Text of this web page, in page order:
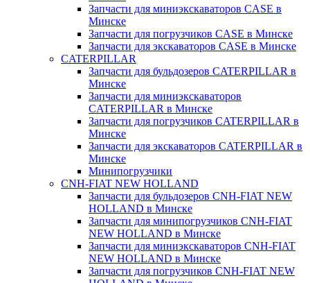
Запчасти для миниэкскаваторов CASE в
Минске
Запчасти для погрузчиков CASE в Минске
Запчасти для экскаваторов CASE в Минске
CATERPILLAR
Запчасти для бульдозеров CATERPILLAR в
Минске
Запчасти для миниэкскаваторов
CATERPILLAR в Минске
Запчасти для погрузчиков CATERPILLAR в
Минске
Запчасти для экскаваторов CATERPILLAR в
Минскe
Минипогрузчики
CNH-FIAT NEW HOLLAND
Запчасти для бульдозеров CNH-FIAT NEW
HOLLAND в Минске
Запчасти для минипогрузчиков CNH-FIAT
NEW HOLLAND в Минске
Запчасти для миниэкскаваторов CNH-FIAT
NEW HOLLAND в Минске
Запчасти для погрузчиков CNH-FIAT NEW